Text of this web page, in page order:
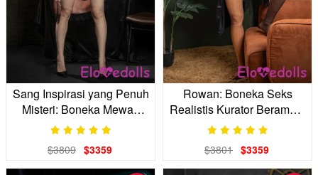
Sang Inspirasi yang Penuh
Misteri: Boneka Mewah
Buatan Pengrajin
$3809 $3359
Rowan: Boneka Seks
Realistis Kurator Berambut
Merah 170cm
$3801 $3359